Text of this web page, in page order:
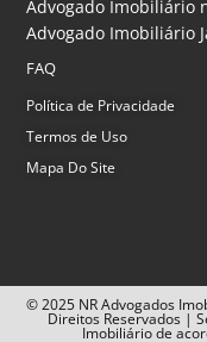
Advogado Imobiliário
Advogado Imobiliário
FAQ
Política de Privacidade
Termos de Uso
Mapa Do Site
© 2025 NR Advogados
Direitos Reservados |
Imobiliário de